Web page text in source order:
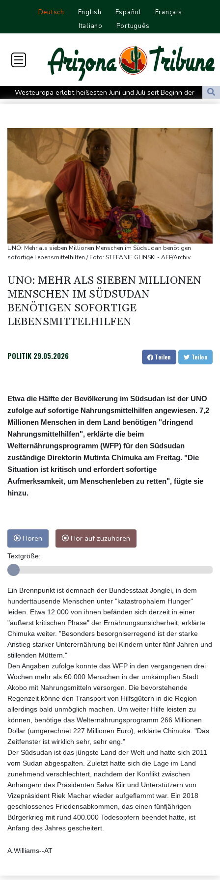
Deutsch English Español
Français
Italiano
Português
Westeuropa erlebt heißesten Juni und Juli seit Beginn der
Aufzeichnungen
davon im Gazastreifen
Trump verzichtet offenbar vorerst auf Angriffe auf Iran: "Halten
uns zurück"
Trauer um Jorge Messi: Fußballstar Lionel Messi nimmt Abschied
von seinem Vater
Nowitzki trauert um ersten NBA-Coach Nelson: "RIP, Legende"
Neuer Waldbrand in Südfrankreich: Mehr als 200
Feuerwehrleute im Einsatz
Umfrage: Mehrheit der Deutschen gegen Abschaffung der
"Rente mit 63"
Bericht: Dobrindt verdoppelt Anti-Drohnen-Einheiten der
Bundespolizei
Netanjahu lehnt von Trump unterstützten 15-Punkte-Plan für
Gazastreifen weiter ab
UNO: Mehr als sieben Millionen Menschen im Südsudan benötigen
sofortige Lebensmittelhilfen / Foto: STEFANIE GLINSKI - AFP/Archiv
UNO: MEHR ALS SIEBEN MILLIONEN
MENSCHEN IM SÜDSUDAN
BENÖTIGEN SOFORTIGE
LEBENSMITTELHILFEN
POLITIK 29.05.2026 Teilen Teilen
Etwa die Hälfte der Bevölkerung im Südsudan ist der UNO
zufolge auf sofortige Nahrungsmittelhilfen angewiesen. 7,2
Millionen Menschen in dem Land benötigen "dringend
Nahrungsmittelhilfen", erklärte die beim
Welternährungsprogramm (WFP) für den Südsudan
zuständige Direktorin Mutinta Chimuka am Freitag. "Die
Situation ist kritisch und erfordert sofortige
Aufmerksamkeit, um Menschenleben zu retten", fügte sie
hinzu.
Hören Hör auf zuzuhören
Textgröße:
Ein Brennpunkt ist demnach der Bundesstaat Jonglei, in dem
hunderttausende Menschen unter "katastrophalem Hunger"
leiden. Etwa 12.000 von ihnen befänden sich derzeit in einer
"äußerst kritischen Phase" der Ernährungsunsicherheit, erklärte
Chimuka weiter. "Besonders besorgniserregend ist der starke
Anstieg starker Unterernährung bei Kindern unter fünf Jahren und
stillenden Müttern."
Den Angaben zufolge konnte das WFP in den vergangenen drei
Wochen mehr als 60.000 Menschen in der umkämpften Stadt
Akobo mit Nahrungsmitteln versorgen. Die bevorstehende
Regenzeit könne den Transport von Hilfsgütern in die Region
allerdings bald unmöglich machen. Um weiter Hilfe leisten zu
können, benötige das Welternährungsprogramm 266 Millionen
Dollar (umgerechnet 227 Millionen Euro), erklärte Chimuka. "Das
Zeitfenster ist wirklich sehr, sehr eng."
Der Südsudan ist das jüngste Land der Welt und hatte sich 2011
vom Sudan abgespalten. Zuletzt hatte sich die Lage im Land
zunehmend verschlechtert, nachdem der Konflikt zwischen
Anhängern des Präsidenten Salva Kiir und Unterstützern von
Vizepräsident Riek Machar wieder aufgeflammt war. Ein 2018
geschlossenes Friedensabkommen, das einen fünfjährigen
Bürgerkrieg mit rund 400.000 Todesopfern beendet hatte, ist
Anfang des Jahres gescheitert.
A.Williams--AT